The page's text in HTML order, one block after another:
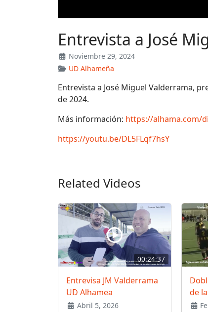
Entrevista a José
Noviembre 29, 2024
UD Alhameña
Entrevista a José Miguel Valderrama,
de 2024.
Más información: https://alhama.com/
https://youtu.be/DL5FLqf7hsY
Related Videos
00:24:37
Entrevisa JM Valderrama
UD Alhamea
Abril 5, 2026
de